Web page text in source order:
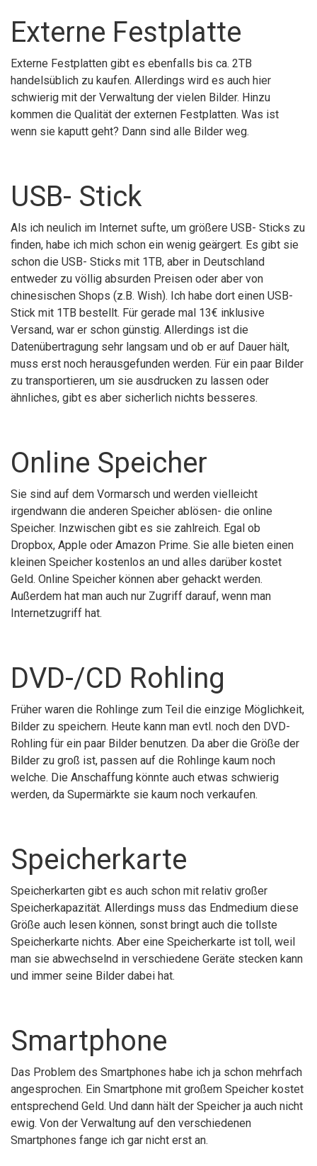
Externe Festplatte
Externe Festplatten gibt es ebenfalls bis ca. 2TB
handelsüblich zu kaufen. Allerdings wird es auch hier
schwierig mit der Verwaltung der vielen Bilder. Hinzu
kommen die Qualität der externen Festplatten. Was ist
wenn sie kaputt geht? Dann sind alle Bilder weg.
USB- Stick
Als ich neulich im Internet sufte, um größere USB- Sticks zu
finden, habe ich mich schon ein wenig geärgert. Es gibt sie
schon die USB- Sticks mit 1TB, aber in Deutschland
entweder zu völlig absurden Preisen oder aber von
chinesischen Shops (z.B. Wish). Ich habe dort einen USB-
Stick mit 1TB bestellt. Für gerade mal 13€ inklusive
Versand, war er schon günstig. Allerdings ist die
Datenübertragung sehr langsam und ob er auf Dauer hält,
muss erst noch herausgefunden werden. Für ein paar Bilder
zu transportieren, um sie ausdrucken zu lassen oder
ähnliches, gibt es aber sicherlich nichts besseres.
Online Speicher
Sie sind auf dem Vormarsch und werden vielleicht
irgendwann die anderen Speicher ablösen- die online
Speicher. Inzwischen gibt es sie zahlreich. Egal ob
Dropbox, Apple oder Amazon Prime. Sie alle bieten einen
kleinen Speicher kostenlos an und alles darüber kostet
Geld. Online Speicher können aber gehackt werden.
Außerdem hat man auch nur Zugriff darauf, wenn man
Internetzugriff hat.
DVD-/CD Rohling
Früher waren die Rohlinge zum Teil die einzige Möglichkeit,
Bilder zu speichern. Heute kann man evtl. noch den DVD-
Rohling für ein paar Bilder benutzen. Da aber die Größe der
Bilder zu groß ist, passen auf die Rohlinge kaum noch
welche. Die Anschaffung könnte auch etwas schwierig
werden, da Supermärkte sie kaum noch verkaufen.
Speicherkarte
Speicherkarten gibt es auch schon mit relativ großer
Speicherkapazität. Allerdings muss das Endmedium diese
Größe auch lesen können, sonst bringt auch die tollste
Speicherkarte nichts. Aber eine Speicherkarte ist toll, weil
man sie abwechselnd in verschiedene Geräte stecken kann
und immer seine Bilder dabei hat.
Smartphone
Das Problem des Smartphones habe ich ja schon mehrfach
angesprochen. Ein Smartphone mit großem Speicher kostet
entsprechend Geld. Und dann hält der Speicher ja auch nicht
ewig. Von der Verwaltung auf den verschiedenen
Smartphones fange ich gar nicht erst an.